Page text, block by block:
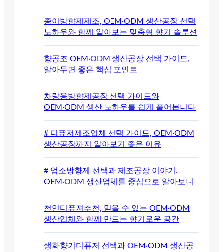
종이방향제제조, OEM·ODM 생산공장 선택
노하우와 함께 알아보는 맞춤형 향기 솔루션
향공조 OEM·ODM 생산공장 선택 가이드,
알아두면 좋은 핵심 포인트
차량용방향제공장 선택 가이드와
OEM·ODM 생산 노하우를 쉽게 풀어봅니다
# 디퓨저제조업체 선택 가이드, OEM·ODM
생산공장까지 알아보기 좋은 이유
# 업소방향제 선택과 제조공장 이야기.
OEM·ODM 생산업체를 중심으로 알아보니
천연디퓨져추천, 믿을 수 있는 OEM·ODM
생산업체와 함께 만드는 향기로운 공간
생화향기디퓨저 선택과 OEM·ODM 생산공